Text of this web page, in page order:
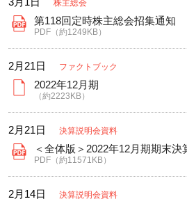
株主総会
第118回定時株主総会招集通知
PDF（約1249KB）
2月21日 ファクトブック
2022年12月期
（約2223KB）
2月21日 決算説明会資料
＜全体版＞2022年12月期期末決
PDF（約11571KB）
2月14日 決算説明会資料